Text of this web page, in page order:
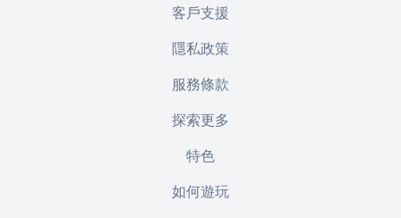
客戶支援
隱私政策
服務條款
探索更多
特色
如何遊玩